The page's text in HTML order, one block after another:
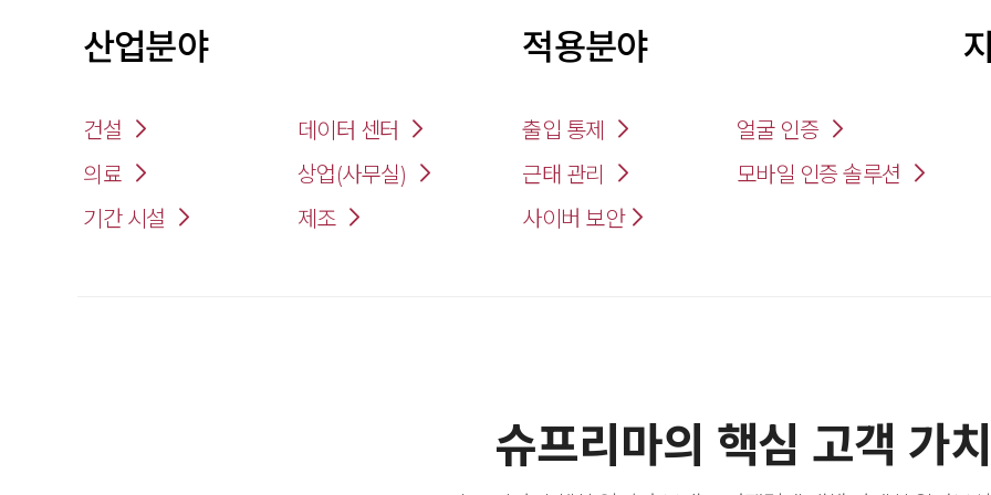
산업분야
건설
데이터 센터
의료
상업(사무실)
기간 시설
제조
적용분야
출입 통제
얼굴 인증
근태 관리
모바일 인증 솔루션
사이버 보안
슈프리마의 핵심 고객 가치